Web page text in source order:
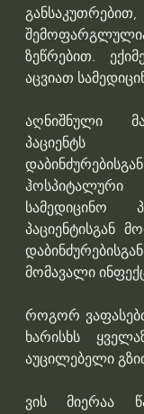
ზეწრებით.
აცვიათ
აღნიშნული
ჰოსპიტალური
სამედიცინო
პაციენტისგან
მომავალი
როგორ
ხარისხს
აუცილებელი
ვის მიერაა